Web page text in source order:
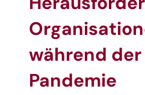
während
Pandemie